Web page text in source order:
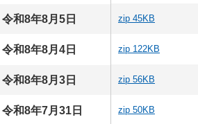
令和8年8月5日 zip 45KB
令和8年8月4日 zip 122KB
令和8年8月3日 zip 56KB
令和8年7月31日 zip 50KB